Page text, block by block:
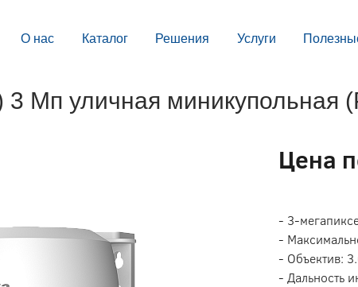
О нас Каталог Решения Услуги
3 Мп уличная миникупольная
Цена
- 3-
-
- Объектив:
- Дальность